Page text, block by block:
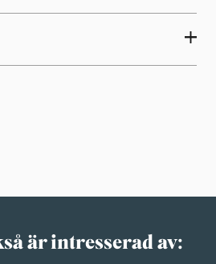
är intresserad av: